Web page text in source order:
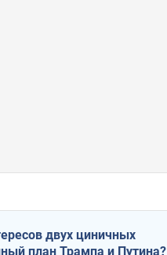
двух циничных
план Трампа и Путина?